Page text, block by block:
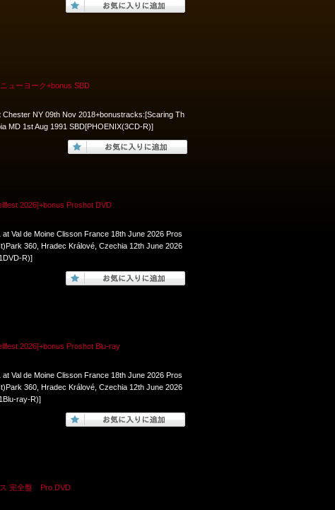
ューヨーク+bonus SBD
NY 09th Nov 2018+bonustracks:[Scaring Th
MD 1st Aug 1991 SBD[PHOENIX(3CD-R)]
2026]+bonus Proshot DVD
Val de Moine Clisson France 18th June 2026 Pros
360, Hradec Králové, Czechia 12th June 2026
R)]
2026]+bonus Proshot Blu-ray
Val de Moine Clisson France 18th June 2026 Pros
360, Hradec Králové, Czechia 12th June 2026
ray-R)]
ス 完全盤 Pro DVD